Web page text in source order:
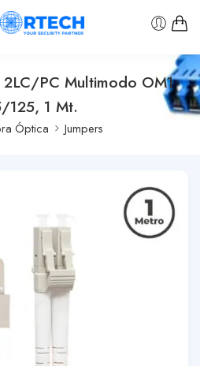
PC Multimodo OM1
125, 1 Mt.
Óptica Jumpers